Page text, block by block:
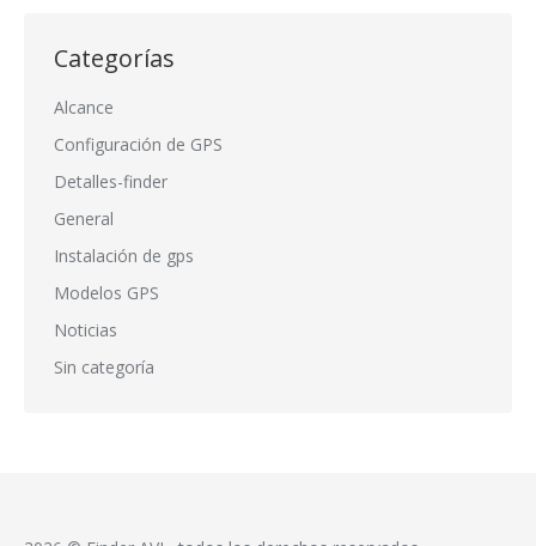
Categorías
Alcance
Configuración de GPS
Detalles-finder
General
Instalación de gps
Modelos GPS
Noticias
Sin categoría